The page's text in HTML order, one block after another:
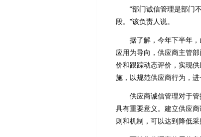
“部门诚信管理是部门不
段。”该负责人说。
据了解，今年下半年，
应用为导向，供应商主管
价和跟踪动态评价，实现
施，以规范供应商行为，进
供应商诚信管理对于管
具有重要意义。建立供应
则和机制，可以达到降低